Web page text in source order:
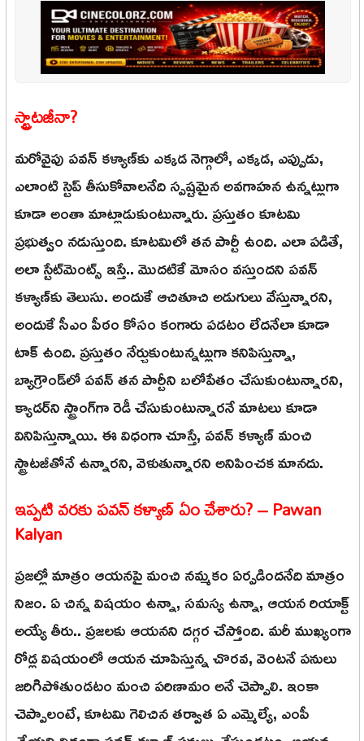
స్ట్రాటజీనా?
మరోవైపు పవన్ కళ్యాణ్‌కు ఎక్కడ నెగ్గాలో, ఎక్కడ, ఎప్పుడు,
ఎలాంటి స్టెప్ తీసుకోవాలనేది స్పష్టమైన అవగాహన ఉన్నట్లుగా
కూడా అంతా మాట్లాడుకుంటున్నారు. ప్రస్తుతం కూటమి
ప్రభుత్వం నడుస్తుంది. కూటమిలో తన పార్టీ ఉంది. ఎలా పడితే,
అలా స్టేట్‌మెంట్స్ ఇస్తే.. మొదటికే మోసం వస్తుందని పవన్
కళ్యాణ్‌కు తెలుసు. అందుకే ఆచితూచి అడుగులు వేస్తున్నారని,
అందుకే సీఎం పీఠం కోసం కంగారు పడటం లేదనేలా కూడా
టాక్ ఉంది. ప్రస్తుతం నేర్చుకుంటున్నట్లుగా కనిపిస్తున్నా,
బ్యాగ్రౌండ్‌లో పవన్ తన పార్టీని బలోపేతం చేసుకుంటున్నారని,
క్యాడర్‌ని స్ట్రాంగ్‌గా రెడీ చేసుకుంటున్నారనే మాటలు కూడా
వినిపిస్తున్నాయి. ఈ విధంగా చూస్తే, పవన్ కళ్యాణ్ మంచి
స్ట్రాటజీతోనే ఉన్నారని, వెళుతున్నారని అనిపించక మానదు.
ఇప్పటి వరకు పవన్ కళ్యాణ్ ఏం చేశారు? – Pawan
Kalyan
ప్రజల్లో మాత్రం ఆయనపై మంచి నమ్మకం ఏర్పడిందనేది మాత్రం
నిజం. ఏ చిన్న విషయం ఉన్నా, సమస్య ఉన్నా, ఆయన రియాక్ట్
అయ్యే తీరు.. ప్రజలకు ఆయనని దగ్గర చేస్తోంది. మరీ ముఖ్యంగా
రోడ్ల విషయంలో ఆయన చూపిస్తున్న చొరవ, వెంటనే పనులు
జరిగిపోతుండటం మంచి పరిణామం అనే చెప్పాలి. ఇంకా
చెప్పాలంటే, కూటమి గెలిచిన తర్వాత ఏ ఎమ్మెల్యే, ఎంపీ